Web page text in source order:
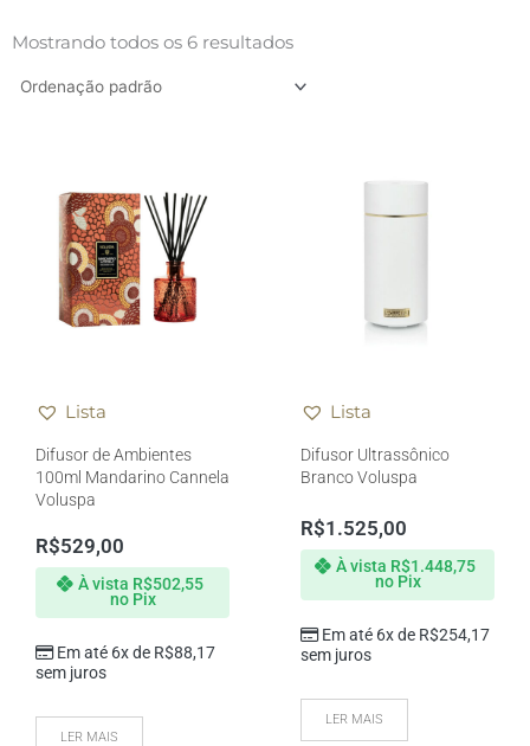
Mostrando todos os 6 resultados
Lista
Difusor de Ambientes
100ml Mandarino Cannela
Voluspa
R$529,00
Em até 6x de R$88,17
sem juros
À vista R$502,55
no Pix
LER MAIS
Lista
Difusor Ultrassônico
Branco Voluspa
R$1.525,00
Em até 6x de R$254,17
sem juros
À vista R$1.448,75
no Pix
LER MAIS